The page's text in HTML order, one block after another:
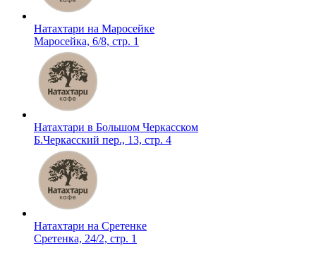
Натахтари на Маросейке
Маросейка, 6/8, стр. 1
Натахтари в Большом Черкасском
Б.Черкасский пер., 13, стр. 4
Натахтари на Сретенке
Сретенка, 24/2, стр. 1